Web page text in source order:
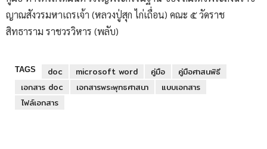
ญาณสังวรมหาเถรเจ้า (หลวงปู่สุก ไก่เถื่อน) คณะ ๕ วัดราช
สิทธาราม ราชวรวิหาร (พลับ)
TAGS doc microsoft word คู่มือ
คู่มือศาสนพิธี
เอกสาร doc
เอกสารพระพุทธศาสนา
แบบเอกสาร
ไฟล์เอกสาร